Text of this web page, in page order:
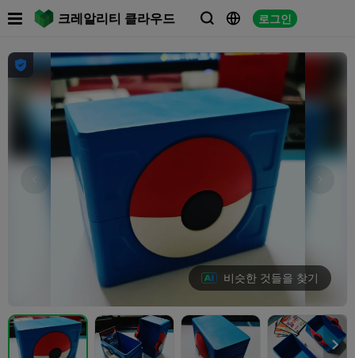
크레알리티 클라우드   로그인
 

비슷한 것들을 찾기
